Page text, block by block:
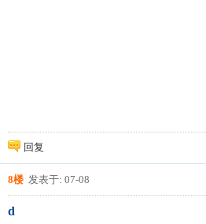
回复
8楼 发表于: 07-08
d